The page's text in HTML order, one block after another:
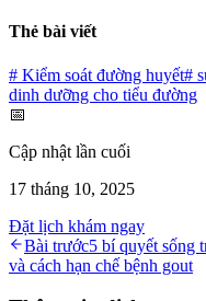
Thẻ bài viết
# Kiểm soát đường huyết#
dinh dưỡng cho tiểu đường
📅
Cập nhật lần cuối
17 tháng 10, 2025
Đặt lịch khám ngay
Bài trước5 bí quyết sống
và cách hạn chế bệnh gout